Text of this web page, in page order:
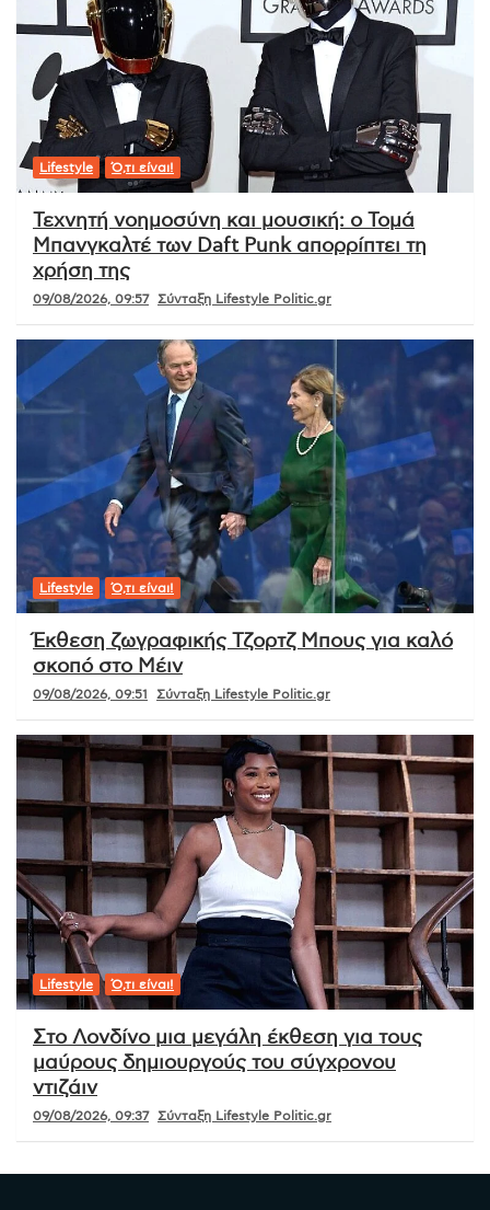
Lifestyle Ό,τι είναι!
Τεχνητή νοημοσύνη και μουσική: ο Τομά
Μπανγκαλτέ των Daft Punk απορρίπτει τη
χρήση της
09/08/2026, 09:57 Σύνταξη Lifestyle Politic.gr
Lifestyle Ό,τι είναι!
Έκθεση ζωγραφικής Τζορτζ Μπους για καλό
σκοπό στο Μέιν
09/08/2026, 09:51 Σύνταξη Lifestyle Politic.gr
Lifestyle Ό,τι είναι!
Στο Λονδίνο μια μεγάλη έκθεση για τους
μαύρους δημιουργούς του σύγχρονου
ντιζάιν
09/08/2026, 09:37 Σύνταξη Lifestyle Politic.gr